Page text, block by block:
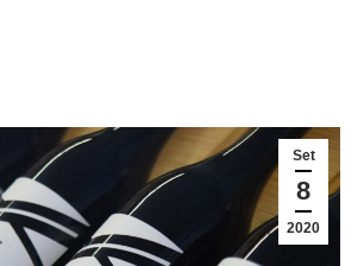
Set
8
2020